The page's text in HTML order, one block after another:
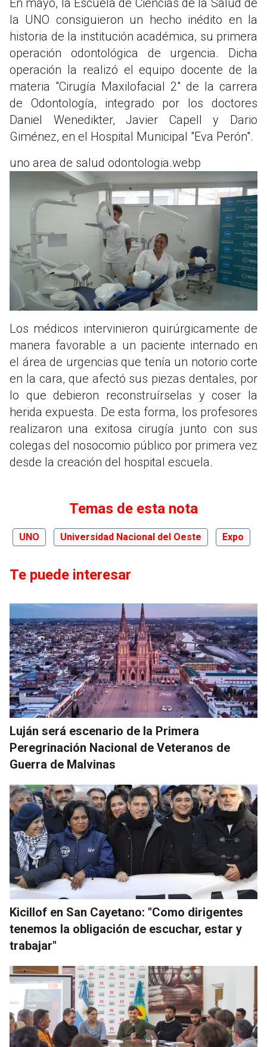
la UNO consiguieron un hecho inédito en la
historia de la institución académica, su primera
operación odontológica de urgencia. Dicha
operación la realizó el equipo docente de la
materia "Cirugía Maxilofacial 2" de la carrera
de Odontología, integrado por los doctores
Daniel Wenedikter, Javier Capell y Dario
Giménez, en el Hospital Municipal "Eva Perón".
uno area de salud odontologia.webp
Los médicos intervinieron quirúrgicamente de
manera favorable a un paciente internado en
el área de urgencias que tenía un notorio corte
en la cara, que afectó sus piezas dentales, por
lo que debieron reconstruírselas y coser la
herida expuesta. De esta forma, los profesores
realizaron una exitosa cirugía junto con sus
colegas del nosocomio público por primera vez
desde la creación del hospital escuela.
Temas de esta nota
UNO Universidad Nacional del Oeste Expo
Te puede interesar
Luján será escenario de la Primera
Peregrinación Nacional de Veteranos de
Guerra de Malvinas
Kicillof en San Cayetano: "Como dirigentes
tenemos la obligación de escuchar, estar y
trabajar"